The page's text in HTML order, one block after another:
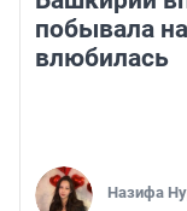
побывала
влюбилась
Назифа